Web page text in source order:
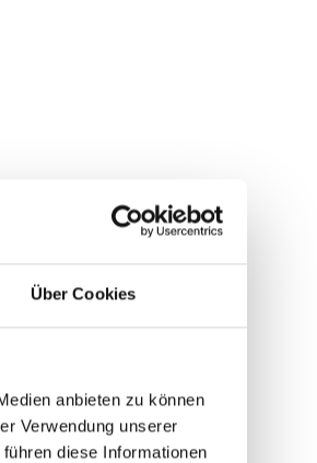
Über Cookies
anbieten zu können
Verwendung unserer
diese Informationen